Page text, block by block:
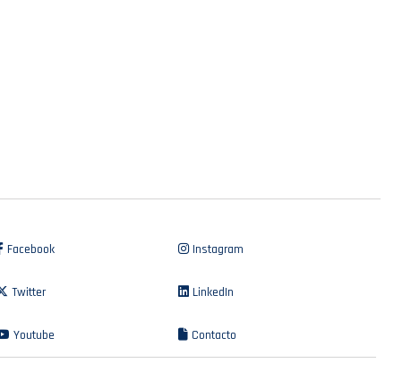
Facebook Instagram
Twitter LinkedIn
Youtube Contacto